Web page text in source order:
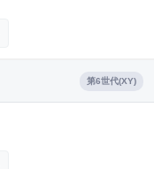
第6世代(XY)